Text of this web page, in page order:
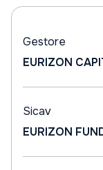
Gestore
EURIZON
Sicav
EURIZON